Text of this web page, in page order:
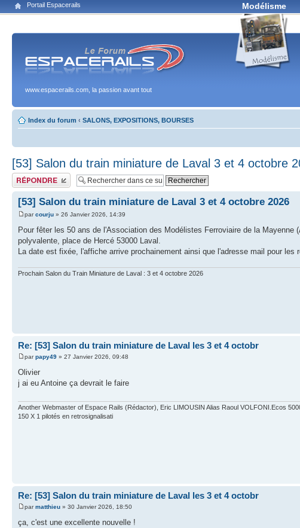
Portail Espacerails Modélisme
www.espacerails.com, la passion avant tout
Index du forum ‹ SALONS, EXPOSITIONS, BOURSES
[53] Salon du train miniature de Laval 3 et 4 octobre
Publier une réponse
[53] Salon du train miniature de Laval 3 et 4 octobre 2026
parcourju » 26 Janvier 2026, 14:39
Pour fêter les 50 ans de l'Association des Modélistes Ferroviaire de la
polyvalente, place de Hercé 53000 Laval.
La date est fixée, l'affiche arrive prochainement ainsi que l'adresse mail pour les
Prochain Salon du Train Miniature de Laval : 3 et 4 octobre 2026
Re: [53] Salon du train miniature de Laval les 3 et 4 octobr
parpapy49 » 27 Janvier 2026, 09:48
Olivier
j ai eu Antoine ça devrait le faire
Another Webmaster of Espace Rails (Rédactor), Eric LIMOUSIN Alias Raoul VOLFONI.Ecos
150 X 1 pilotés en retrosignalisati
Re: [53] Salon du train miniature de Laval les 3 et 4 octobr
parmatthieu » 30 Janvier 2026, 18:50
ça, c'est une excellente nouvelle !